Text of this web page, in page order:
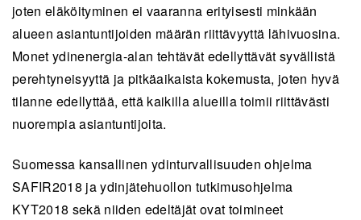
joten eläköityminen ei vaaranna erityisesti minkään
alueen asiantuntijoiden määrän riittävyyttä lähivuosina.
Monet ydinenergia-alan tehtävät edellyttävät syvällistä
perehtyneisyyttä ja pitkäaikaista kokemusta, joten hyvä
tilanne edellyttää, että kaikilla alueilla toimii riittävästi
nuorempia asiantuntijoita.
Suomessa kansallinen ydinturvallisuuden ohjelma
SAFIR2018 ja ydinjätehuollon tutkimusohjelma
KYT2018 sekä niiden edeltäjät ovat toimineet